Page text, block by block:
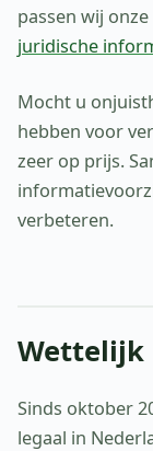
passen wij
juridische
Mocht u
hebben voor
zeer op prijs.
verbeteren.
Wettelijk
Sinds oktober
legaal in